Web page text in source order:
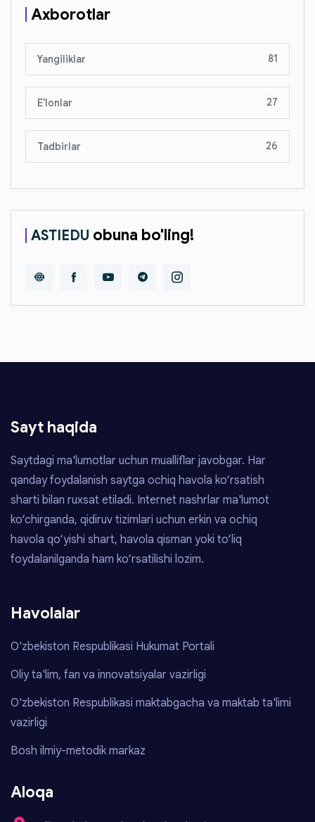
Axborotlar
Yangiliklar 81
E'lonlar 27
Tadbirlar 26
ASTIEDU obuna bo'ling!
Sayt haqida
Saytdagi ma'lumotlar uchun mualliflar javobgar. Har
qanday foydalanish saytga ochiq havola ko‘rsatish
sharti bilan ruxsat etiladi. Internet nashrlar ma'lumot
ko‘chirganda, qidiruv tizimlari uchun erkin va ochiq
havola qo‘yishi shart, havola qisman yoki to‘liq
foydalanilganda ham ko‘rsatilishi lozim.
Havolalar
O'zbekiston Respublikasi Hukumat Portali
Oliy ta'lim, fan va innovatsiyalar vazirligi
O'zbekiston Respublikasi maktabgacha va maktab ta'limi
vazirligi
Bosh ilmiy-metodik markaz
Aloqa